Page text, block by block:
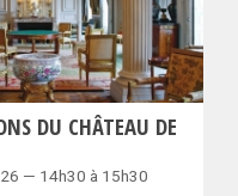
DU CHÂTEAU DE
— 14h30 à 15h30